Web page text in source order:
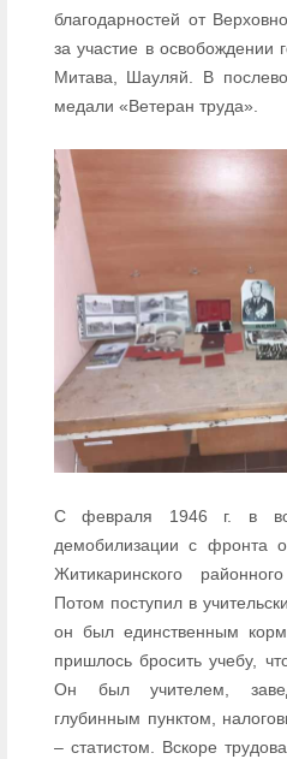
благодарностей от
за участие в освобождении
Митава, Шауляй. В
медали «Ветеран труда».
С февраля 1946 г. в
демобилизации с фронта
Житикаринского
Потом поступил в
он был единственным
пришлось бросить учебу,
Он был учителем,
глубинным пунктом,
– статистом. Вскоре